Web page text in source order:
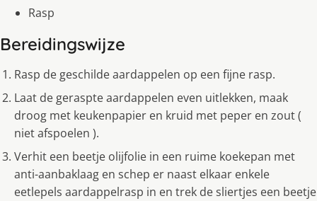
Rasp
Bereidingswijze
Rasp de geschilde aardappelen op een fijne rasp.
Laat de geraspte aardappelen even uitlekken, maak
droog met keukenpapier en kruid met peper en zout (
niet afspoelen ).
Verhit een beetje olijfolie in een ruime koekepan met
anti-aanbaklaag en schep er naast elkaar enkele
eetlepels aardappelrasp in en trek de sliertjes een beetje